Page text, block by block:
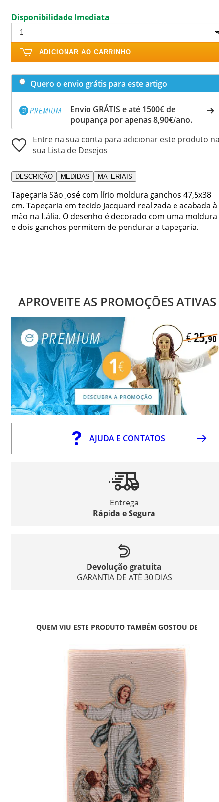
Disponibilidade Imediata
ADICIONAR AO CARRINHO
Quero o envio grátis para este artigo
Envio GRÁTIS e até 1500€ de
poupança por apenas 8,90€/ano.
Entre na sua conta para adicionar este produto na
sua Lista de Desejos
DESCRIÇÃO MEDIDAS MATERIAIS
Tapeçaria São José com lírio moldura ganchos 47,5x38
cm. Tapeçaria em tecido Jacquard realizada e acabada à
mão na Itália. O desenho é decorado com uma moldura
e dois ganchos permitem de pendurar a tapeçaria.
APROVEITE AS PROMOÇÕES ATIVAS
AJUDA E CONTATOS
Entrega
Rápida e Segura
Devolução gratuita
GARANTIA DE ATÉ 30 DIAS
QUEM VIU ESTE PRODUTO TAMBÉM GOSTOU DE